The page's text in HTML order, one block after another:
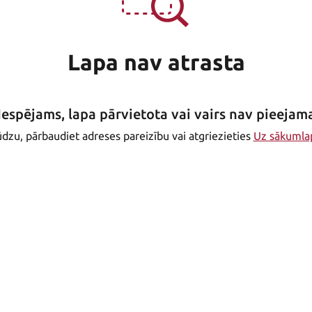
Lapa nav atrasta
lapa pārvietota vai vairs nav
pārbaudiet adreses pareizību vai atgriezieties Uz